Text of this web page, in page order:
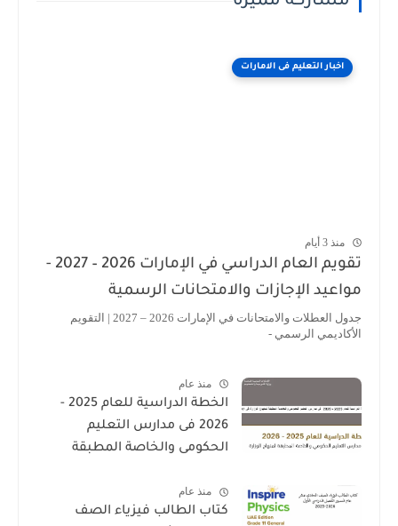
اخبار التعليم فى الامارات
منذ 3 أيام
تقويم العام الدراسي في الإمارات 2026 – 2027 -
مواعيد الإجازات والامتحانات الرسمية
جدول العطلات والامتحانات في الإمارات 2026 – 2027 | التقويم
الأكاديمي الرسمي -
منذ عام
الخطة الدراسية للعام 2025 -
2026 فى مدارس التعليم
الحكومى والخاصة المطبقة
منذ عام
كتاب الطالب فيزياء الصف